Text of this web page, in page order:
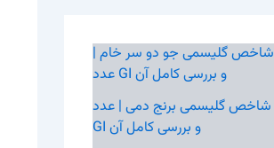
شاخص گلیسمی جو دو سر خام |
عدد GI و بررسی کامل آن
شاخص گلیسمی برنج دمی | عدد
GI و بررسی کامل آن